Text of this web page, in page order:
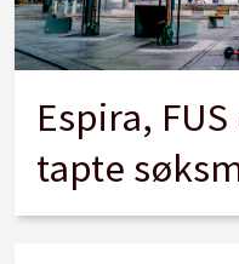
Espira,
tapte